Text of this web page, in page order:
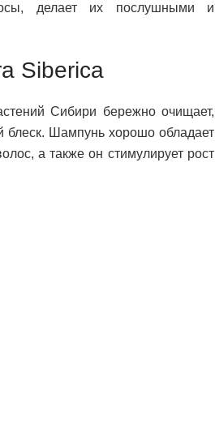
делает их послушными и
Siberica
Сибири бережно очищает,
блеск. Шампунь хорошо обладает
а также он стимулирует рост